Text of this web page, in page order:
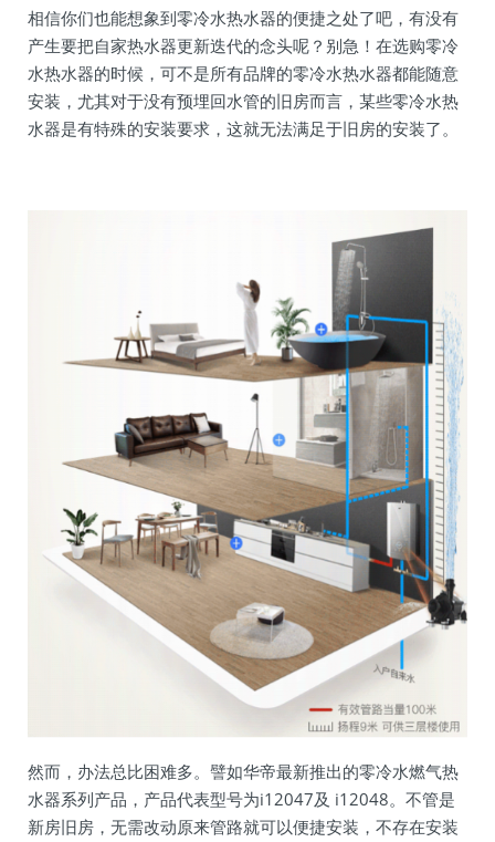
相信你们也能想象到零冷水热水器的便捷之处了吧，有没有
产生要把自家热水器更新迭代的念头呢？别急！在选购零冷
水热水器的时候，可不是所有品牌的零冷水热水器都能随意
安装，尤其对于没有预埋回水管的旧房而言，某些零冷水热
水器是有特殊的安装要求，这就无法满足于旧房的安装了。
然而，办法总比困难多。譬如华帝最新推出的零冷水燃气热
水器系列产品，产品代表型号为i12047及 i12048。不管是
新房旧房，无需改动原来管路就可以便捷安装，不存在安装